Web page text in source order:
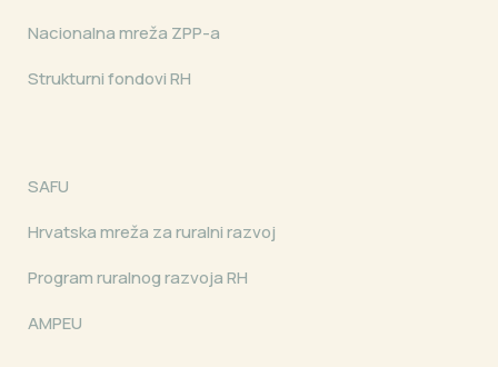
Nacionalna mreža ZPP-a
Strukturni fondovi RH
SAFU
Hrvatska mreža za ruralni razvoj
Program ruralnog razvoja RH
AMPEU